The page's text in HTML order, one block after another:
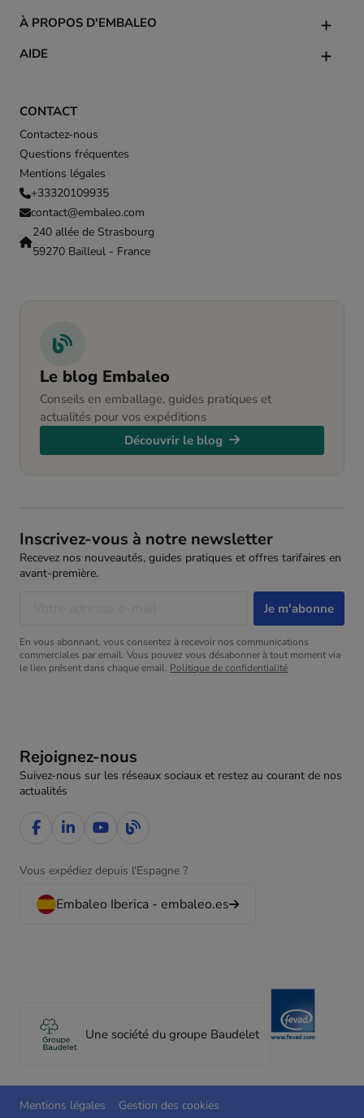
CONTACT
Contactez-nous
Questions fréquentes
Mentions légales
+33320109935
contact@embaleo.com
240 allée de Strasbourg
59270 Bailleul - France
À PROPOS D'EMBALEO
AIDE
Le blog Embaleo
Conseils en emballage, guides pratiques et
actualités pour vos expéditions
Découvrir le blog
Rejoignez-nous
Suivez-nous sur les réseaux sociaux et restez au courant de nos
actualités
Vous expédiez depuis l'Espagne ?
Embaleo Iberica - embaleo.es
Une société du groupe Baudelet
Inscrivez-vous à notre newsletter
Recevez nos nouveautés, guides pratiques et offres tarifaires en
avant-première.
En vous abonnant, vous consentez à recevoir nos communications
commerciales par email. Vous pouvez vous désabonner à tout moment via
le lien présent dans chaque email. Politique de confidentialité
Mentions légales Gestion des cookies